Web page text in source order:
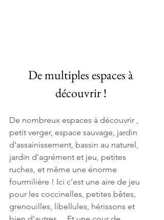
De multiples espaces à
découvrir !
De nombreux espaces à découvrir ,
petit verger, espace sauvage, jardin
d'assainissement, bassin au naturel,
jardin d'agrément et jeu, petites
ruches, et même une énorme
fourmilière ! Ici c'est une aire de jeu
pour les coccinelles, petites bêtes,
grenouilles, libellules, hérissons et